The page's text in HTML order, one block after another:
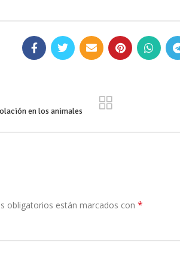
en los animales
obligatorios están marcados con *